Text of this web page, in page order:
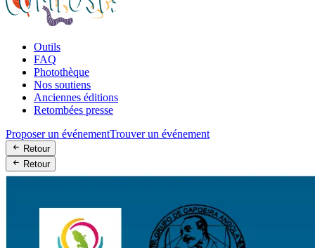
Outils
FAQ
Photothèque
Nos soutiens
Anciennes éditions
Retombées presse
Proposer un événementTrouver un événement
Retour
Retour